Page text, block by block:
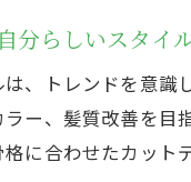
分らしいスタイ
、トレンドを意
ー、髪質改善を
に合わせたカット